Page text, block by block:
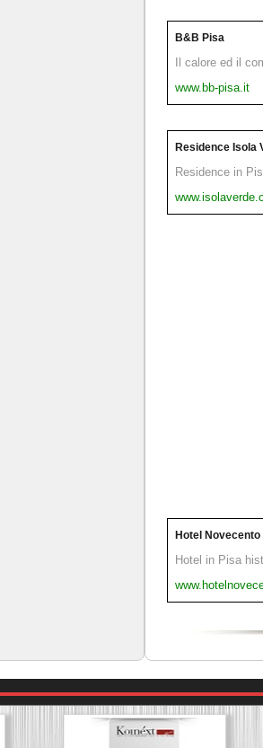
B&B Pisa
Il calore ed il
www.bb-pisa.it
Residence Isola
Residence in
Hotel Novecento
Hotel in Pisa